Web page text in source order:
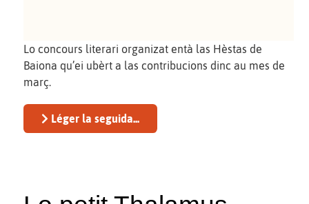
Lo concours literari organizat entà las Hèstas de
Baiona qu’ei ubèrt a las contribucions dinc au mes de
març.
Léger la seguida...